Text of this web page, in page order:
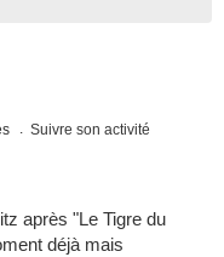
Suivre son activité
après "Le Tigre du
déjà mais